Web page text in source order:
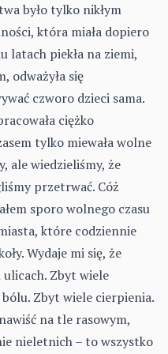
było tylko nikłym
która miała dopiero
latach piekła na ziemi,
odważyła się
czworo dzieci sama.
ciężko
tylko miewała wolne
ale wiedzieliśmy, że
przetrwać. Cóż
sporo wolnego czasu
które codziennie
Wydaje mi się, że
ulicach. Zbyt wiele
Zbyt wiele cierpienia.
na tle rasowym,
nieletnich – to wszystko